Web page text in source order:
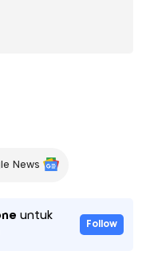
News
untuk
Follow